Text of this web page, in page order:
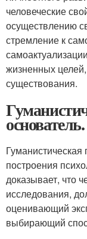
человеческие
осуществлению
стремление к
жизненных
существования.
Гуманистическая
построения
доказывает, что
исследования,
оценивающий
выбирающий